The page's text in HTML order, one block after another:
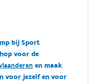
bij Sport
voor de
en maak
voor jezelf en voor